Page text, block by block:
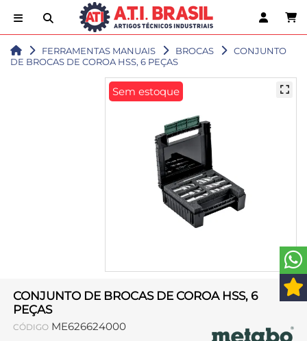
FERRAMENTAS MANUAIS BROCAS
CONJUNTO
DE BROCAS DE COROA HSS, 6 PEÇAS
Sem estoque
CONJUNTO DE BROCAS DE COROA HSS, 6
PEÇAS
CÓDIGO ME626624000